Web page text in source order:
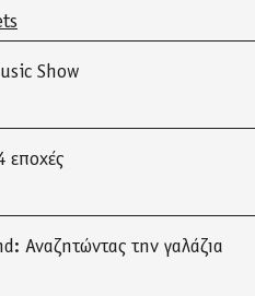
Show
εποχές
Αναζητώντας την γαλάζια